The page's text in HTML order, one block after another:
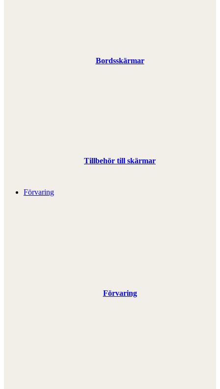
Bordsskärmar
Tillbehör till skärmar
Förvaring
Förvaring